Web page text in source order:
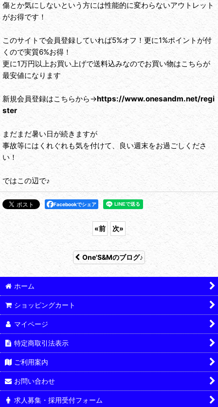
傷とか気にしないという方には性能的に変わらないアウトレット
がお得です！
このサイトで会員登録していれば5%オフ！更に1%ポイントが付
くので実質6%お得！
更に1万円以上お買い上げで送料込みなのでお買い物はこちらが
最安値になります
新規会員登録はこちらから→https://www.onesandm.net/regi
ster
まだまだ暑い日が続きますが
事故等にはくれぐれも気を付けて、良い週末をお過ごしくださ
い！
ではこの辺で♪
Facebookでシェア
«前 次»
One'S&Mのブログ♪
ホーム
ショッピングカート
マイページ
特定商取引法表示
ご利用案内
お問い合わせ
求人募集・採用受付フォーム